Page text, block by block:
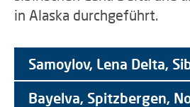
in Alaska durchgeführt.
Samoylov, Lena Delta,
Bayelva, Spitzbergen,